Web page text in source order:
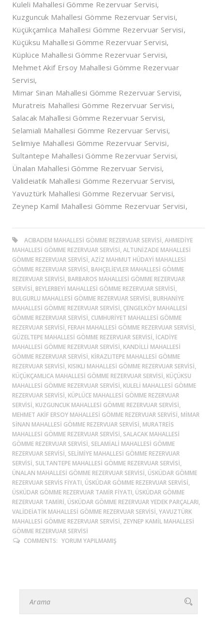
Kuleli Mahallesi Gömme Rezervuar Servisi,
Kuzguncuk Mahallesi Gömme Rezervuar Servisi,
Küçükçamlıca Mahallesi Gömme Rezervuar Servisi,
Küçüksu Mahallesi Gömme Rezervuar Servisi,
Küplüce Mahallesi Gömme Rezervuar Servisi,
Mehmet Akif Ersoy Mahallesi Gömme Rezervuar
Servisi,
Mimar Sinan Mahallesi Gömme Rezervuar Servisi,
Muratreis Mahallesi Gömme Rezervuar Servisi,
Salacak Mahallesi Gömme Rezervuar Servisi,
Selamiali Mahallesi Gömme Rezervuar Servisi,
Selimiye Mahallesi Gömme Rezervuar Servisi,
Sultantepe Mahallesi Gömme Rezervuar Servisi,
Ünalan Mahallesi Gömme Rezervuar Servisi,
Valideiatik Mahallesi Gömme Rezervuar Servisi,
Yavuztürk Mahallesi Gömme Rezervuar Servisi,
Zeynep Kamil Mahallesi Gömme Rezervuar Servisi,
ACIBADEM MAHALLESI GÖMME REZERVUAR SERVISI, AHMEDIYE
MAHALLESI GÖMME REZERVUAR SERVISI, ALTUNIZADE MAHALLESI
GÖMME REZERVUAR SERVISI, AZIZ MAHMUT HÜDAYI MAHALLESI
GÖMME REZERVUAR SERVISI, BAHÇELIEVLER MAHALLESI GÖMME
REZERVUAR SERVISI, BARBAROS MAHALLESI GÖMME REZERVUAR
SERVISI, BEYLERBEYI MAHALLESI GÖMME REZERVUAR SERVISI,
BULGURLU MAHALLESI GÖMME REZERVUAR SERVISI, BURHANIYE
MAHALLESI GÖMME REZERVUAR SERVISI, ÇENGELKÖY MAHALLESI
GÖMME REZERVUAR SERVISI, CUMHURIYET MAHALLESI GÖMME
REZERVUAR SERVISI, FERAH MAHALLESI GÖMME REZERVUAR SERVISI,
GÜZELTEPE MAHALLESI GÖMME REZERVUAR SERVISI, İCADIYE
MAHALLESI GÖMME REZERVUAR SERVISI, KANDILLI MAHALLESI
GÖMME REZERVUAR SERVISI, KIRAZLITEPE MAHALLESI GÖMME
REZERVUAR SERVISI, KISIKLI MAHALLESI GÖMME REZERVUAR SERVISI,
KÜÇÜKÇAMLICA MAHALLESI GÖMME REZERVUAR SERVISI, KÜÇÜKSU
MAHALLESI GÖMME REZERVUAR SERVISI, KULELI MAHALLESI GÖMME
REZERVUAR SERVISI, KÜPLÜCE MAHALLESI GÖMME REZERVUAR
SERVISI, KUZGUNCUK MAHALLESI GÖMME REZERVUAR SERVISI,
MEHMET AKIF ERSOY MAHALLESI GÖMME REZERVUAR SERVISI, MIMAR
SINAN MAHALLESI GÖMME REZERVUAR SERVISI, MURATREIS
MAHALLESI GÖMME REZERVUAR SERVISI, SALACAK MAHALLESI
GÖMME REZERVUAR SERVISI, SELAMIALI MAHALLESI GÖMME
REZERVUAR SERVISI, SELIMIYE MAHALLESI GÖMME REZERVUAR
SERVISI, SULTANTEPE MAHALLESI GÖMME REZERVUAR SERVISI,
ÜNALAN MAHALLESI GÖMME REZERVUAR SERVISI, ÜSKÜDAR GÖMME
REZERVUAR SERVIS FIYATI, ÜSKÜDAR GÖMME REZERVUAR SERVISI,
ÜSKÜDAR GÖMME REZERVUAR TAMIR FIYATI, ÜSKÜDAR GÖMME
REZERVUAR TAMIRI, ÜSKÜDAR GÖMME REZERVUAR YEDEK PARÇALARI,
VALIDEIATIK MAHALLESI GÖMME REZERVUAR SERVISI, YAVUZTÜRK
MAHALLESI GÖMME REZERVUAR SERVISI, ZEYNEP KAMIL MAHALLESI
GÖMME REZERVUAR SERVISI
COMMENTS: YORUM YAPILMAMIŞ